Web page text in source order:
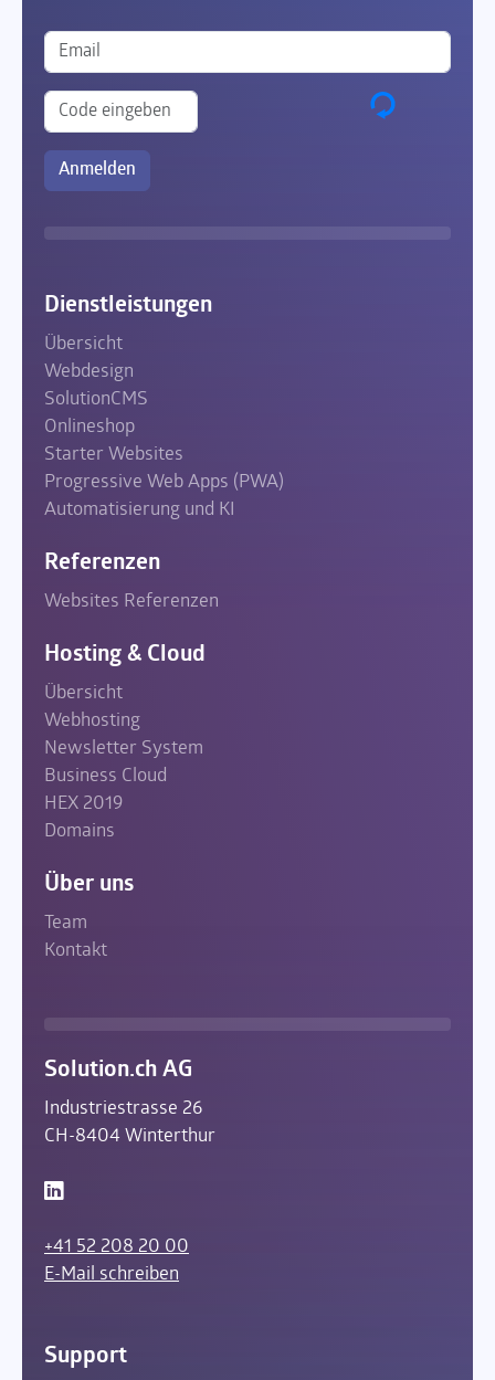
Dienstleistungen
Übersicht
Webdesign
SolutionCMS
Onlineshop
Starter Websites
Progressive Web Apps (PWA)
Automatisierung und KI
Referenzen
Websites Referenzen
Hosting & Cloud
Übersicht
Webhosting
Newsletter System
Business Cloud
HEX 2019
Domains
Über uns
Team
Kontakt
Solution.ch AG
Industriestrasse 26
CH-8404 Winterthur
+41 52 208 20 00
E-Mail schreiben
Support